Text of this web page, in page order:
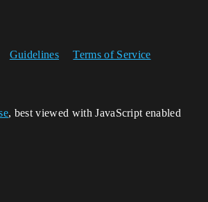
Guidelines Terms of Service
, best viewed with JavaScript enabled